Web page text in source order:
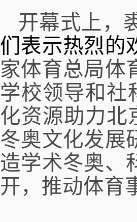
开幕式上，
们 表示热烈的
家体育总局体
学校领导和社
化资源助力北
冬奥文化发展
造学术冬奥、
开， 推动体育